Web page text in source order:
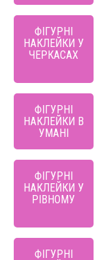
ФІГУРНІ
НАКЛЕЙКИ У
ЧЕРКАСАХ
ФІГУРНІ
НАКЛЕЙКИ В
УМАНІ
ФІГУРНІ
НАКЛЕЙКИ У
РІВНОМУ
ФІГУРНІ